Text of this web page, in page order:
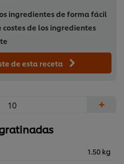
ingredientes de forma fácil
de los ingredientes
de esta receta
+
1.50 kg